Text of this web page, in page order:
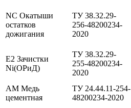
NC Окатыши
остатков
дожигания
ТУ 38.32.29-
256-48200234-
2020
E2 Зачистки
Ni(ОРиД)
ТУ 38.32.29-
255-48200234-
2020
AM Медь
цементная
ТУ 24.44.11-254-
48200234-2020